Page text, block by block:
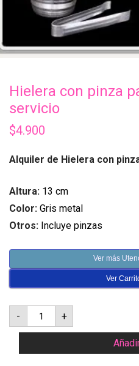
Hielera con pinza
servicio
$4.900
Alquiler de Hielera con
Altura: 13 cm
Color: Gris metal
Otros: Incluye pinzas
Ver más
Ver
-
Hielera
con
pinza
para
de
+